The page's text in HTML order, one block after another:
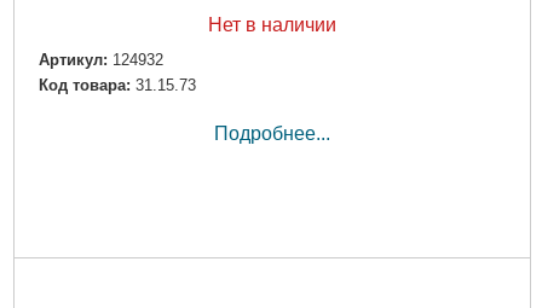
Нет в наличии
Артикул: 124932
Код товара: 31.15.73
Подробнее...